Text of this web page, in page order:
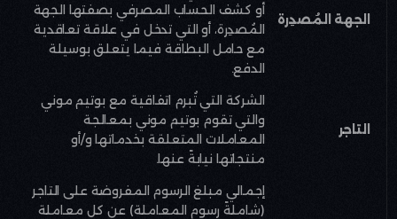
الجهة المُصدِرة
أو كشف الحساب المصرفي بصفتها الجهة
المُصدِرة، أو التي تدخل في علاقة تعاقدية
مع حامل البطاقة فيما يتعلق بوسيلة
الدفع.
التاجر
الشركة التي تُبرم اتفاقية مع بوتيم موني
والتي تقوم بوتيم موني بمعالجة
المعاملات المتعلقة بخدماتها و/أو
منتجاتها نيابةً عنها.
إجمالي مبلغ الرسوم المفروضة على التاجر
(شاملةً رسوم المعاملة) عن كل معاملة